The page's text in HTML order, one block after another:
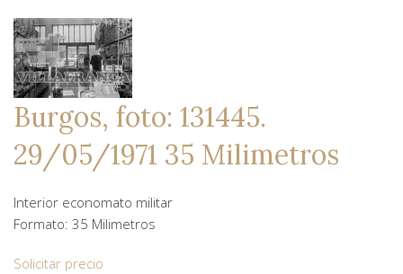
Burgos, foto: 131445.
29/05/1971 35 Milimetros
Interior economato militar
Formato: 35 Milimetros
Solicitar precio